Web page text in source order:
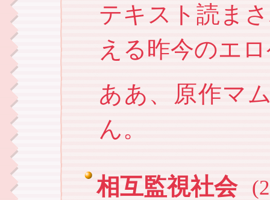
テキスト読ま
える昨今のエ
ああ、原作マ
ん。
相互監視社会